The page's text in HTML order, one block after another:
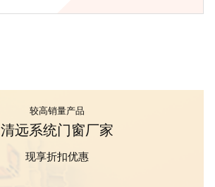
较高销量产品
清远系统门窗厂家
现享折扣优惠